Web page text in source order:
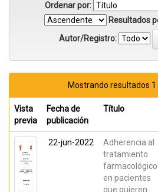
Ordenar por:
Resultados
Autor/Registro:
Mostrando resultados 1
Vista
previa
Fecha de
publicación
Título
22-jun-2022
Adherencia al
tratamiento
farmacológico
en pacientes
que quieren